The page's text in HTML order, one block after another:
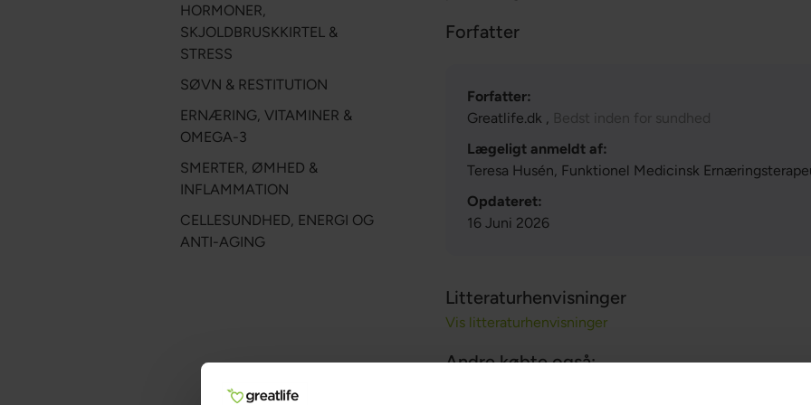
Forfatter
Forfatter:
Greatlife.dk , Bedst inden for sundhed
Lægeligt anmeldt af:
Teresa Husén, Funktionel Medicinsk
Opdateret:
16 Juni 2026
Litteraturhenvisninger
Vis litteraturhenvisninger
Andre købte også:
HORMONER,
SKJOLDBRUSKKIRTEL &
STRESS
SØVN & RESTITUTION
ERNÆRING, VITAMINER &
OMEGA-3
SMERTER, ØMHED &
INFLAMMATION
CELLE­SUNDHED, ENERGI OG
ANTI-AGING